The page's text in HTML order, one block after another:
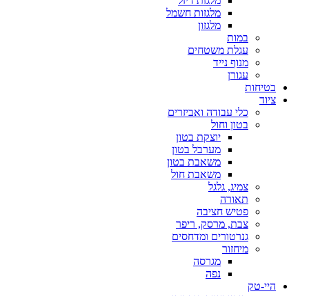
מלגזות חשמל
מלגזון
במות
עגלת משטחים
מנוף נייד
עגורן
בטיחות
ציוד
כלי עבודה ואביזרים
בטון וחול
יוצקת בטון
מערבל בטון
משאבת בטון
משאבת חול
צמיג, גלגל
תאורה
פטיש חציבה
צבת, מרסק, ריפר
גנרטורים ומדחסים
מיחזור
מגרסה
נפה
היי-טק